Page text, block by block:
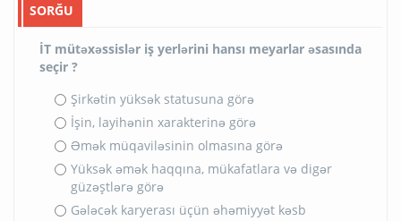
SORĞU
İT mütəxəssislər iş yerlərini hansı meyarlar əsasında
seçir ?
Şirkətin yüksək statusuna görə
İşin, layihənin xarakterinə görə
Əmək müqaviləsinin olmasına görə
Yüksək əmək haqqına, mükafatlara və digər
güzəştlərə görə
Gələcək karyerası üçün əhəmiyyət kəsb